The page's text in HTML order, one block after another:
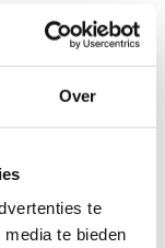
Over
te
te bieden
gemaakt